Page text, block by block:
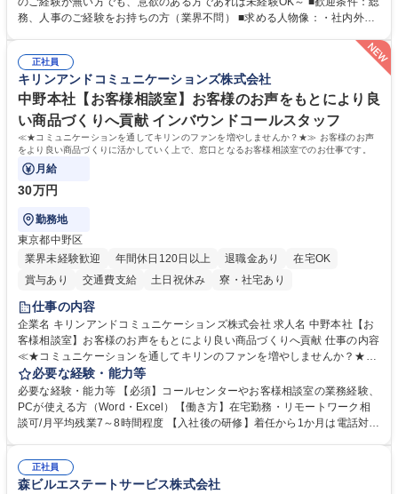
出張もございます。 ※担当業務を持ちつつ、お互いに助け合いながら、総
総務人事＜未経験歓迎＞◇三菱電機G・社会インフラを支える/年休127日
務、人事のご経験をお持ちの方（業界不問） ■求める人物像：・社内外の
ミュニケーション能力を持っている方 ・人事総務領域に興味がありゼネラ
正社員
キリンアンドコミュニケーションズ株式会社
中野本社【お客様相談室】お客様のお声をもとにより良
い商品づくりへ貢献 インバウンドコールスタッフ
≪★コミュニケーションを通してキリンのファンを増やしませんか？★≫ お客様のお声
をより良い商品づくりに活かしていく上で、窓口となるお客様相談室でのお仕事です。
月給
30万円
勤務地
東京都中野区
業界未経験歓迎
年間休日120日以上 退職金あり
在宅OK
賞与あり
交通費支給 土日祝休み 寮・社宅あり
仕事の内容
企業名 キリンアンドコミュニケーションズ株式会社 求人名 中野本社【お
客様相談室】お客様のお声をもとにより良い商品づくりへ貢献 仕事の内容
≪★コミュニケーションを通してキリンのファンを増やしませんか？★≫
お客様のお声をより良い商品づくりに活かしていく上で、窓口となるお客
様相談室でのお仕事です。 日々お客様からいただくキリングループへのご
意見を、企業活動に活かしています。お客様からの声に迅速かつ誠意をも
って対応、情報提供するとともにグループ内活動に反映しています。 【具
平均100件前後■メール・手紙：同上40件前後 募集職種 中野本社【お客様
相談室】お客様のお声をもとにより良い商品づくりへ貢献
必要な経験・能力等
必要な経験・能力等 【必須】コールセンターやお客様相談室の業務経験、
PCが使える方（Word・Excel）【働き方】在宅勤務・リモートワーク相
談可/月平均残業7～8時間程度 【入社後の研修】着任から1か月は電話対応
すのでご安心ください。 【当社について】キリングループの広報機能を担
う会社として、お客様との出会いを大切にし、磨き上げたホスピタリティ
正社員
森ビルエステートサービス株式会社